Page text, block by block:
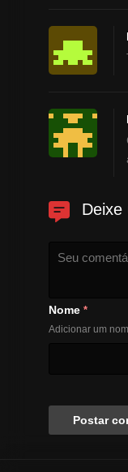
Deixe
Nome *
Adicionar um